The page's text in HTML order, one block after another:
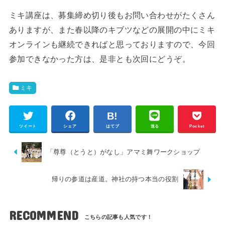
ミキ講座は、募集締め切り後もお問い合わせがたくさん
ありますが、また春以降のキブツなどの展開の中にミキ
オンラインも継続できればと思っておりますので、今回
参加できなかった方は、是非とも次回にどうぞ。
ミキ
ツイート シェア はてブ 送る Pocket
「尊尊（とうと）がなし」アマミ舞ワークショップ
帰りの参道は産道。神社の持つ本当の役割
RECOMMEND